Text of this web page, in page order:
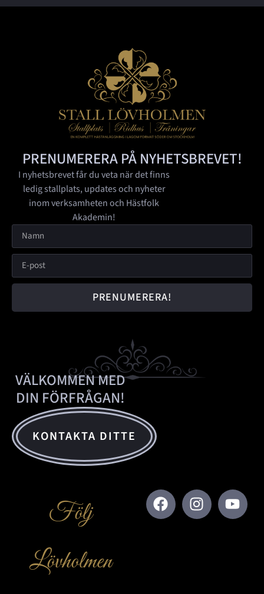
VÄLKOMMEN MED
DIN FÖRFRÅGAN!
KONTAKTA DITTE
PRENUMERERA PÅ NYHETSBREVET!
I nyhetsbrevet får du veta när det finns
ledig stallplats, updates och nyheter
inom verksamheten och Hästfolk
Akademin!
PRENUMERERA!
Följ
Lövholmen